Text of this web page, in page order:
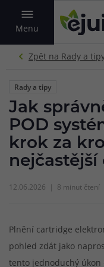
Menu
VYHLEDAT
Rady a tipy
Jak
POD
krok za
nejčastější
12.06.2026 8 minut čtení
Plnění cartridge
pohled zdát jako
tento jednoduchý úkon